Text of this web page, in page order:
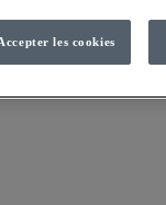
les cookies